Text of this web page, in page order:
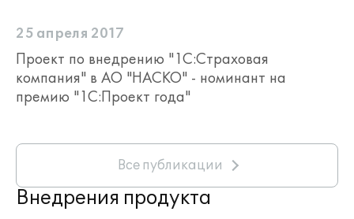
25 апреля 2017
Проект по внедрению "1С:Страховая
компания" в АО "НАСКО" - номинант на
премию "1С:Проект года"
Все публикации
Внедрения продукта